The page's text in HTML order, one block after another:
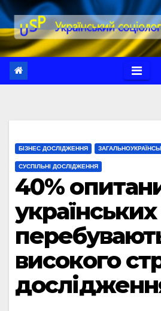
Перейти
до
вмісту
БІЗНЕС ДОСЛІДЖЕННЯ
СУСПІЛЬНІ ДОСЛІДЖЕННЯ
40%
українських
високого